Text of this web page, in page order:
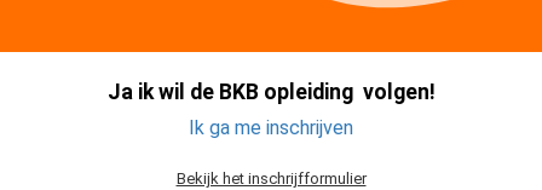
Ja ik wil de BKB opleiding volgen!
Ik ga me inschrijven
Bekijk het inschrijfformulier